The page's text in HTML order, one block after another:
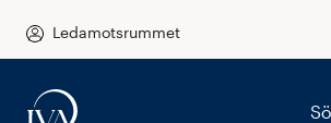
Ledamotsrummet